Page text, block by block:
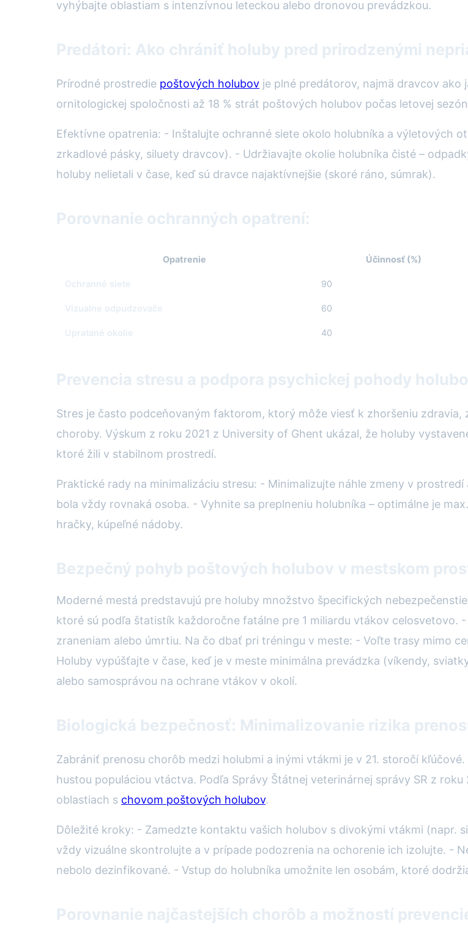
vyhýbajte oblastiam s intenzívnou leteckou alebo dronovou prevádzkou.
Predátori: Ako chrániť holuby pred prirodzenými
Prírodné prostredie poštových holubov je plné predátorov, najmä dravcov ako
ornitologickej spoločnosti až 18 % strát poštových holubov počas letovej
Efektívne opatrenia: - Inštalujte ochranné siete okolo holubníka a výletových
zrkadlové pásky, siluety dravcov). - Udržiavajte okolie holubníka čisté –
holuby nelietali v čase, keď sú dravce najaktívnejšie (skoré ráno, súmrak).
Porovnanie ochranných opatrení:
Opatrenie Účinnosť (%)
Ochranné siete 90
Vizualne odpudzovače 60
Upratané okolie 40
Prevencia stresu a podpora psychickej pohody
Stres je často podceňovaným faktorom, ktorý môže viesť k zhoršeniu
choroby. Výskum z roku 2021 z University of Ghent ukázal, že holuby
ktoré žili v stabilnom prostredí.
Praktické rady na minimalizáciu stresu: - Minimalizujte náhle zmeny v
bola vždy rovnaká osoba. - Vyhnite sa preplneniu holubníka – optimálne je
hračky, kúpeľné nádoby.
Bezpečný pohyb poštových holubov v mestskom
Moderné mestá predstavujú pre holuby množstvo špecifických
ktoré sú podľa štatistík každoročne fatálne pre 1 miliardu vtákov celosvetovo.
zraneniam alebo úmrtiu. Na čo dbať pri tréningu v meste: - Voľte trasy mimo
Holuby vypúšťajte v čase, keď je v meste minimálna prevádzka (víkendy,
alebo samosprávou na ochrane vtákov v okolí.
Biologická bezpečnosť: Minimalizovanie rizika
Zabrániť prenosu chorôb medzi holubmi a inými vtákmi je v 21. storočí
hustou populáciou vtáctva. Podľa Správy Štátnej veterinárnej správy SR z
oblastiach s chovom poštových holubov.
Dôležité kroky: - Zamedzte kontaktu vašich holubov s divokými vtákmi (napr.
vždy vizuálne skontrolujte a v prípade podozrenia na ochorenie ich izolujte. -
nebolo dezinfikované. - Vstup do holubníka umožnite len osobám, ktoré
Porovnanie najčastejších chorôb a možností